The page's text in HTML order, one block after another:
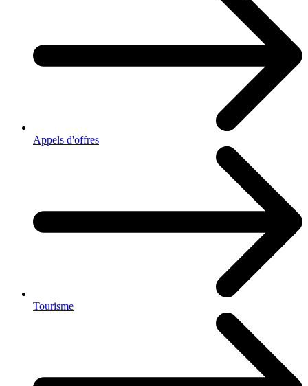
Appels d'offres
Tourisme